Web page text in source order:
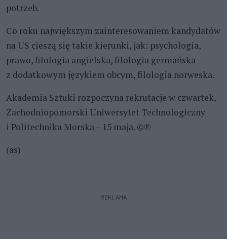
potrzeb.
Co roku największym zainteresowaniem kandydatów
na US cieszą się takie kierunki, jak: psychologia,
prawo, filologia angielska, filologia germańska
z dodatkowym językiem obcym, filologia norweska.
Akademia Sztuki rozpoczyna rekrutacje w czwartek,
Zachodniopomorski Uniwersytet Technologiczny
i Politechnika Morska – 15 maja. ©℗
(as)
REKLAMA